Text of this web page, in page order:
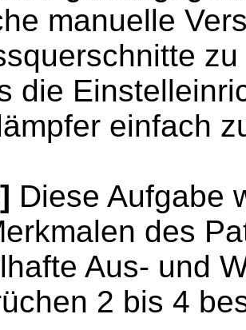
manuelle
die
einfach
Diese Aufgabe
des
Aus- und
2 bis 4